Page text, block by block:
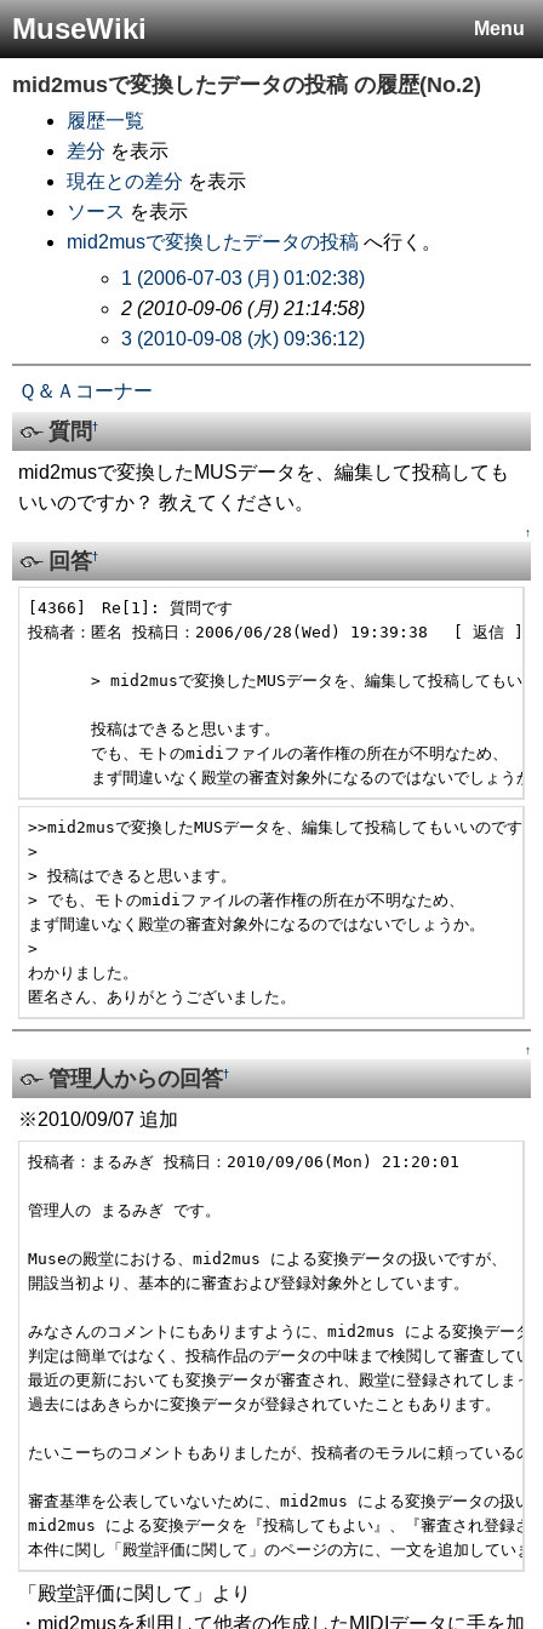
Menu
MuseWiki
mid2musで変換したデータの投稿 の履歴(No.2)
履歴一覧
差分 を表示
現在との差分 を表示
ソース を表示
mid2musで変換したデータの投稿 へ行く。
1 (2006-07-03 (月) 01:02:38)
2 (2010-09-06 (月) 21:14:58)
3 (2010-09-08 (水) 09:36:12)
Ｑ＆Ａコーナー
質問 †
mid2musで変換したMUSデータを、編集して投稿しても
いいのですか？ 教えてください。
↑
回答†
[4366]　Re[1]: 質問です
投稿者：匿名 投稿日：2006/06/28(Wed) 19:39:38　 [ 返信 ]
> mid2musで変換したMUSデータを、編集して投稿してもいい
投稿はできると思います。
でも、モトのmidiファイルの著作権の所在が不明なため、
まず間違いなく殿堂の審査対象外になるのではないでしょうか
>>mid2musで変換したMUSデータを、編集して投稿してもいいのですか
>
> 投稿はできると思います。
> でも、モトのmidiファイルの著作権の所在が不明なため、
まず間違いなく殿堂の審査対象外になるのではないでしょうか。
>
わかりました。
匿名さん、ありがとうございました。
↑
管理人からの回答†
※2010/09/07 追加
投稿者：まるみぎ 投稿日：2010/09/06(Mon) 21:20:01
管理人の まるみぎ です。
Museの殿堂における、mid2mus による変換データの扱いですが、
開設当初より、基本的に審査および登録対象外としています。
みなさんのコメントにもありますように、mid2mus による変換データ
判定は簡単ではなく、投稿作品のデータの中味まで検閲して審査してい
最近の更新においても変換データが審査され、殿堂に登録されてしまっ
過去にはあきらかに変換データが登録されていたこともあります。
たいこーちのコメントもありましたが、投稿者のモラルに頼っているの
審査基準を公表していないために、mid2mus による変換データの扱い
mid2mus による変換データを『投稿してもよい』、『審査され登録さ
本件に関し「殿堂評価に関して」のページの方に、一文を追加していま
「殿堂評価に関して」より
・mid2musを利用して他者の作成したMIDIデータに手を加